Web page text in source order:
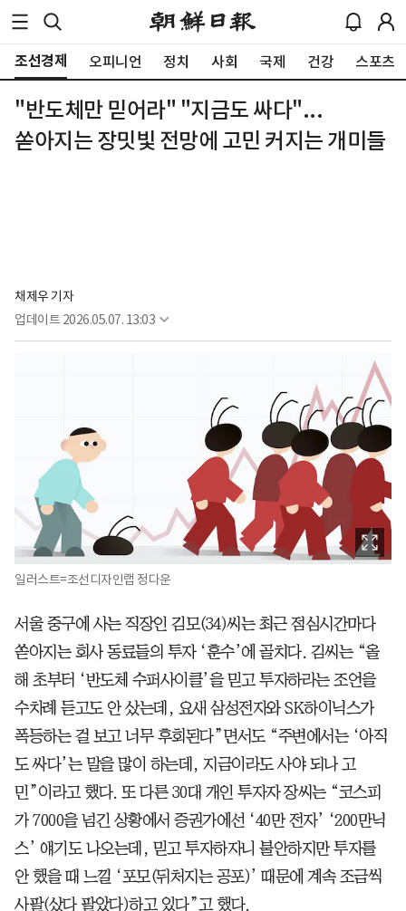
조선경제 오피니언 정치 사회 국제 건강 스포츠
"반도체만 믿어라" "지금도 싸다"...
쏟아지는 장밋빛 전망에 고민 커지는 개미들
채제우 기자
업데이트 2026.05.07. 13:03
일러스트=조선디자인랩 정다운
서울 중구에 사는 직장인 김모(34)씨는 최근 점심시간마다
쏟아지는 회사 동료들의 투자 ‘훈수’에 골치다. 김씨는 “올
해 초부터 ‘반도체 수퍼사이클’을 믿고 투자하라는 조언을
수차례 듣고도 안 샀는데, 요새 삼성전자와 SK하이닉스가
폭등하는 걸 보고 너무 후회된다”면서도 “주변에서는 ‘아직
도 싸다’는 말을 많이 하는데, 지금이라도 사야 되나 고
민”이라고 했다. 또 다른 30대 개인 투자자 장씨는 “코스피
가 7000을 넘긴 상황에서 증권가에선 ‘40만 전자’ ‘200만닉
스’ 얘기도 나오는데, 믿고 투자하자니 불안하지만 투자를
안 했을 때 느낄 ‘포모(뒤처지는 공포)’ 때문에 계속 조금씩
사팔(샀다 팔았다)하고 있다”고 했다.